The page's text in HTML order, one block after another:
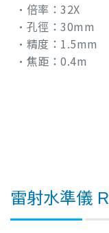
•倍率：32X
•孔徑：30mm
•精度：1.5mm
•焦距：0.4m
雷射水準儀